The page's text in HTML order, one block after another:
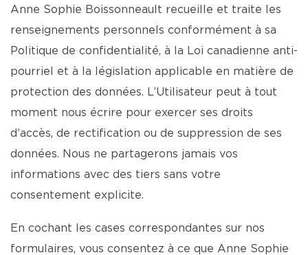
Anne Sophie Boissonneault recueille et traite les
renseignements personnels conformément à sa
Politique de confidentialité, à la Loi canadienne anti-
pourriel et à la législation applicable en matière de
protection des données. L’Utilisateur peut à tout
moment nous écrire pour exercer ses droits
d’accès, de rectification ou de suppression de ses
données. Nous ne partagerons jamais vos
informations avec des tiers sans votre
consentement explicite.
En cochant les cases correspondantes sur nos
formulaires, vous consentez à ce que Anne Sophie